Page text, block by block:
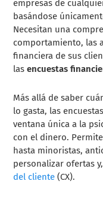
empresas de
basándose
Necesitan una
comportamiento, las
financiera de sus
lasencuestas
Más allá de saber
lo gasta, las
ventana única a la
con el dinero.
hasta minoristas,
personalizar ofertas
del cliente (CX).